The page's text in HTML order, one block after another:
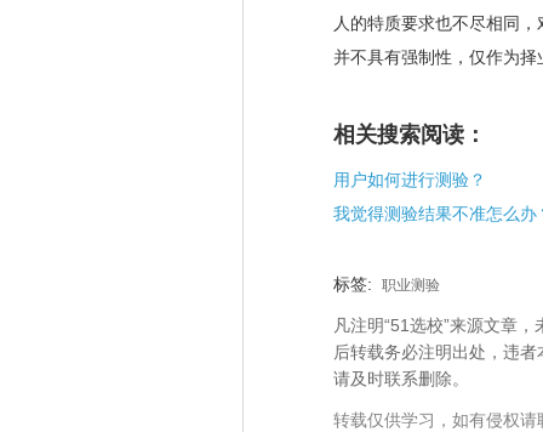
人的特质要求也不尽相同
并不具有强制性，仅作为择
相关搜索阅读：
用户如何进行测验？
我觉得测验结果不准怎么办
标签: 职业测验
凡注明“51选校”来源文章
后转载务必注明出处，违
请及时联系删除。
转载仅供学习，如有侵权